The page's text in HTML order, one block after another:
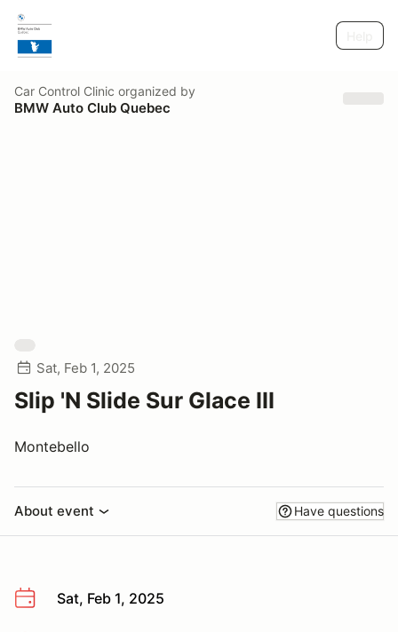
Car Control Clinic organized by
BMW Auto Club Quebec
Sat, Feb 1, 2025
Slip 'N Slide Sur Glace III
Montebello
About event Have questions
Sat, Feb 1, 2025